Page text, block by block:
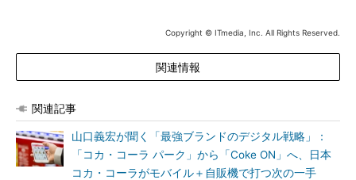
Copyright © ITmedia, Inc. All Rights Reserved.
関連情報
関連記事
山口義宏が聞く「最強ブランドのデジタル戦略」：
「コカ・コーラ パーク」から「Coke ON」へ、日本
コカ・コーラがモバイル＋自販機で打つ次の一手